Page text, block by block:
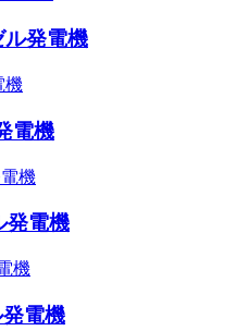
ル発電機
電機
発電機
電機